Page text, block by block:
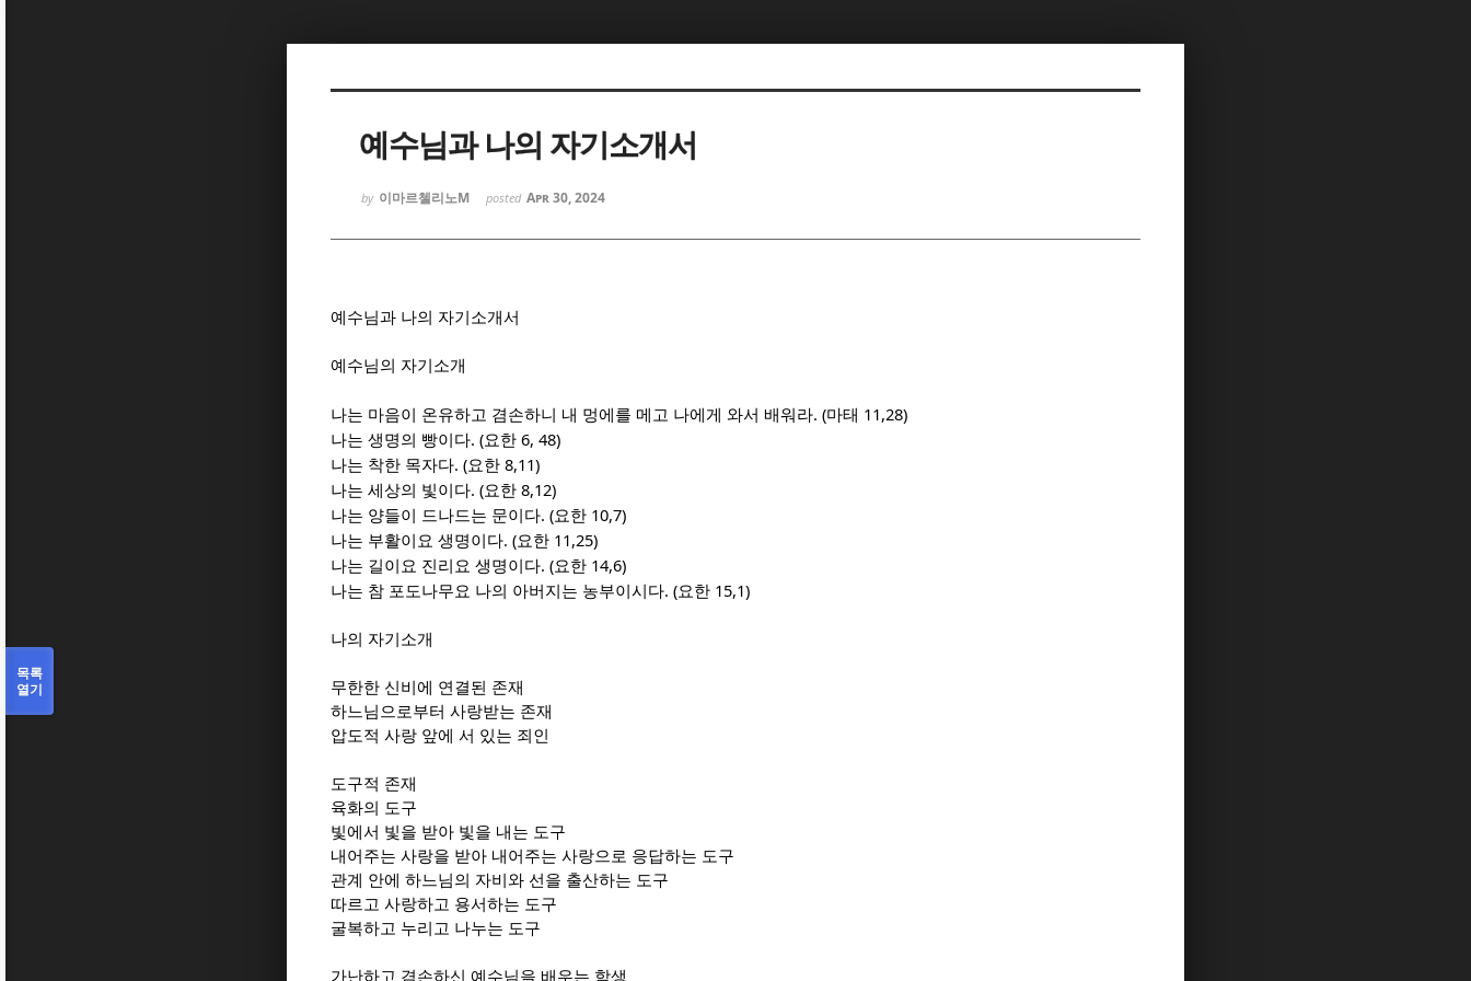
예수님과 나의 자기소개서
by 이마르첼리노M posted Apr 30, 2024
예수님과 나의 자기소개서
예수님의 자기소개
나는 마음이 온유하고 겸손하니 내 멍에를 메고 나에게 와서 배워라. (마태 11,28)
나는 생명의 빵이다. (요한 6, 48)
나는 착한 목자다. (요한 8,11)
나는 세상의 빛이다. (요한 8,12)
나는 양들이 드나드는 문이다. (요한 10,7)
나는 부활이요 생명이다. (요한 11,25)
나는 길이요 진리요 생명이다. (요한 14,6)
나는 참 포도나무요 나의 아버지는 농부이시다. (요한 15,1)
나의 자기소개
무한한 신비에 연결된 존재
하느님으로부터 사랑받는 존재
압도적 사랑 앞에 서 있는 죄인
도구적 존재
육화의 도구
빛에서 빛을 받아 빛을 내는 도구
내어주는 사랑을 받아 내어주는 사랑으로 응답하는 도구
관계 안에 하느님의 자비와 선을 출산하는 도구
따르고 사랑하고 용서하는 도구
굴복하고 누리고 나누는 도구
가난하고 겸손하신 예수님을 배우는 학생
목록
열기
Sketchbook5, 스케치북5
Sketchbook5, 스케치북5